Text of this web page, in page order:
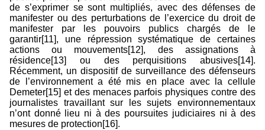
de s’exprimer se sont multipliés, avec des défenses de
manifester ou des perturbations de l’exercice du droit de
manifester par les pouvoirs publics chargés de le
garantir[11], une répression systématique de certaines
actions ou mouvements[12], des assignations à
résidence[13] ou des perquisitions abusives[14].
Récemment, un dispositif de surveillance des défenseurs
de l’environnement a été mis en place avec la cellule
Demeter[15] et des menaces parfois physiques contre des
journalistes travaillant sur les sujets environnementaux
n’ont donné lieu ni à des poursuites judiciaires ni à des
mesures de protection[16].